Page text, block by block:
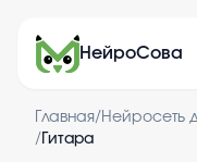
НейроСова
Главная/ Нейросеть
/ Гитара